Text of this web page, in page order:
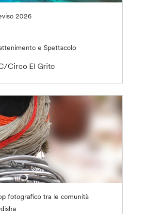
2026
e Spettacolo
Circo El Grito
fotografico tra le comunità